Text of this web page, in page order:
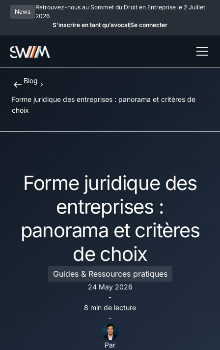
News
Retrouvez-nous au Sommet du Droit en Entreprise le 2 Juillet
2026
S’inscrire en tant qu’avocatSe connecter
Blog
Forme juridique des entreprises : panorama et critères de
choix
Forme juridique des
entreprises :
panorama et critères
de choix
Guides & Ressources pratiques
24 May 2026
-
8 min de lecture
-
Par